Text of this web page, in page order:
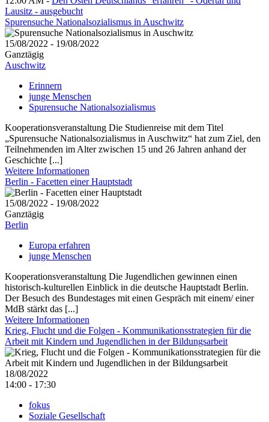
Lausitz - ausgebucht
Spurensuche Nationalsozialismus in Auschwitz
15/08/2022 - 19/08/2022
Ganztägig
Auschwitz
Erinnern
junge Menschen
Spurensuche Nationalsozialismus
Kooperationsveranstaltung Die Studienreise mit dem Titel
„Spurensuche Nationalsozialismus in Auschwitz“ hat zum Ziel, den
Teilnehmenden im Alter zwischen 15 und 26 Jahren anhand der
Geschichte [...]
Weitere Informationen
Berlin - Facetten einer Hauptstadt
15/08/2022 - 19/08/2022
Ganztägig
Berlin
Europa erfahren
junge Menschen
Kooperationsveranstaltung Die Jugendlichen gewinnen einen
historisch-kulturellen Einblick in die deutsche Hauptstadt Berlin.
Der Besuch des Bundestages mit einen Gespräch mit einem/ einer
MdB stärkt das [...]
Weitere Informationen
Krieg, Flucht und die Folgen - Kommunikationsstrategien für die
Arbeit mit Kindern und Jugendlichen in der Bildungsarbeit
18/08/2022
14:00 - 17:30
fokus
Soziale Gesellschaft